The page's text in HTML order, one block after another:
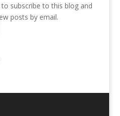
subscribe to this blog and
posts by email.